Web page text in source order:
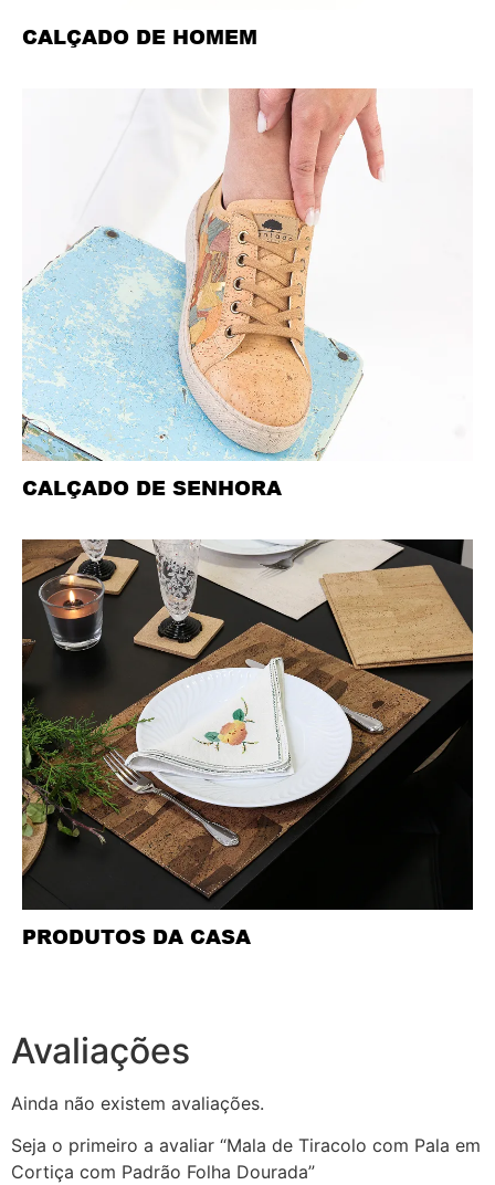
CALÇADO DE HOMEM
CALÇADO DE SENHORA
PRODUTOS DA CASA
Avaliações
Ainda não existem avaliações.
Seja o primeiro a avaliar “Mala de Tiracolo com Pala em
Cortiça com Padrão Folha Dourada”